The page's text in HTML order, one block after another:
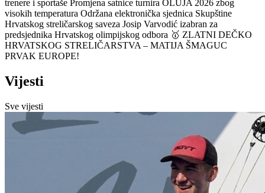
trenere i sportaše Promjena satnice turnira OLUJA 2026 zbog
visokih temperatura Održana elektronička sjednica Skupštine
Hrvatskog streličarskog saveza Josip Varvodić izabran za
predsjednika Hrvatskog olimpijskog odbora 🥇 ZLATNI DEČKO
HRVATSKOG STRELIČARSTVA – MATIJA ŠMAGUC
PRVAK EUROPE!
Vijesti
Sve vijesti